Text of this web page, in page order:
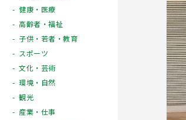
健康・医療
高齢者・福祉
子供・若者・教育
スポーツ
文化・芸術
環境・自然
観光
産業・仕事
Play